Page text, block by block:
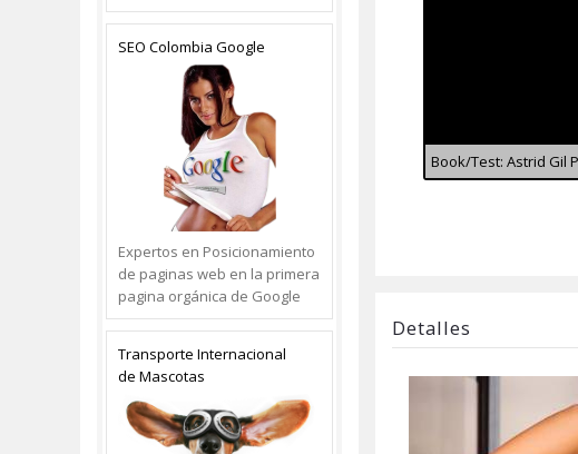
SEO Colombia Google
Expertos en Posicionamiento
de paginas web en la primera
pagina orgánica de Google
Transporte Internacional
de Mascotas
Book/Test: Astrid Gil
Detalles